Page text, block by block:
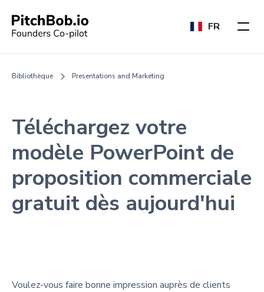
FR
Bibliothèque Presentations and Marketing
Téléchargez votre
modèle PowerPoint de
proposition commerciale
gratuit dès aujourd'hui
Voulez-vous faire bonne impression auprès de clients